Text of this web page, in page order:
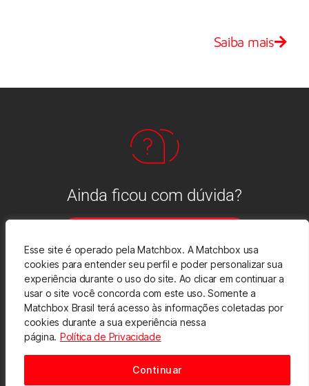
Esse site é operado pela Matchbox. A Matchbox usa
cookies para entender seu perfil e poder personalizar sua
experiência durante o uso do site. Ao clicar em continuar a
usar o site você concorda com este uso. Somente a
Matchbox Brasil terá acesso às informações coletadas por
cookies durante a sua experiência nessa
página. Política de Privacidade
Continuar
Saiba mais
Ainda ficou com dúvida?
Política de Privacidade
© 2025 Todos os direitos reservados. Desenvolvido por
Matchbox Brasil